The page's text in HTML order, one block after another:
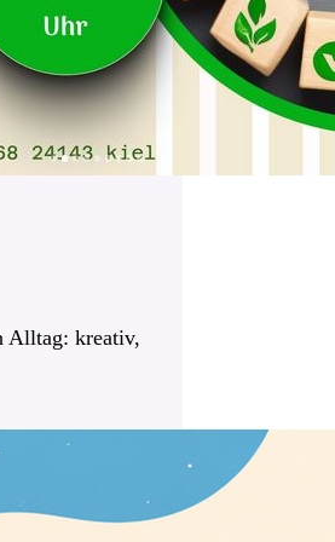
Alltag: kreativ,